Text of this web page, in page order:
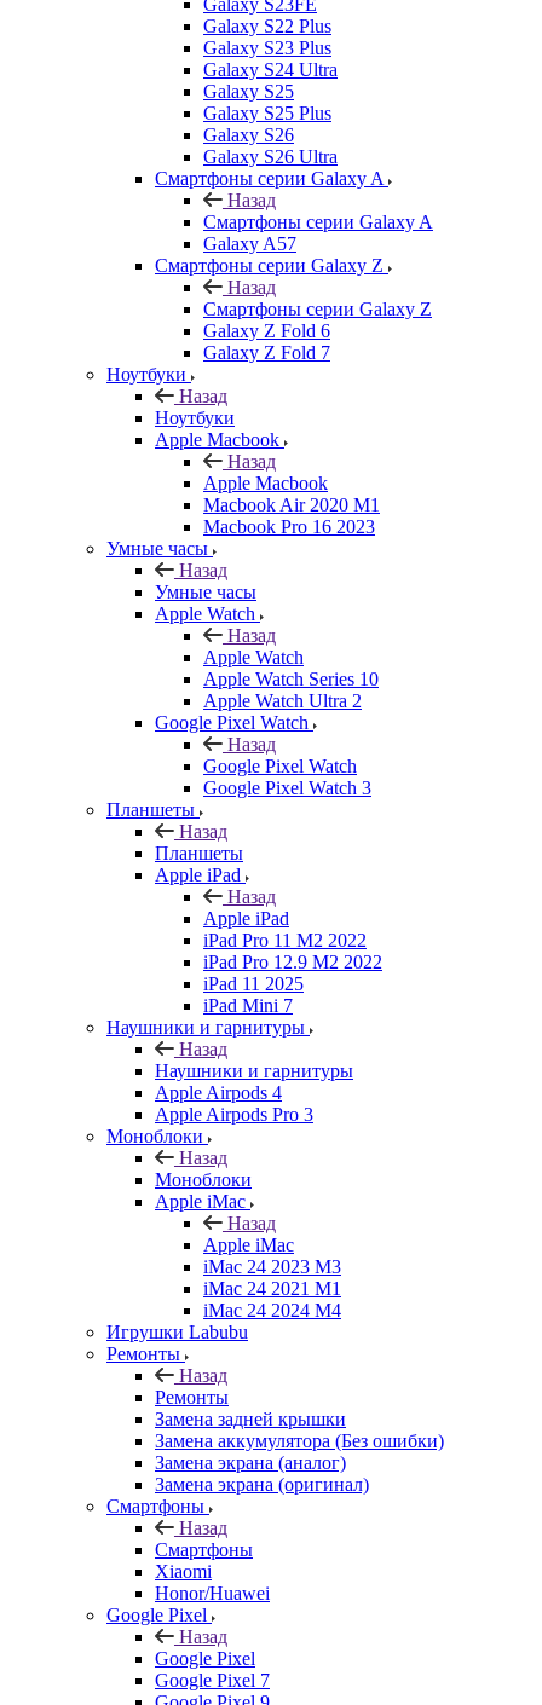
Galaxy S23FE
Galaxy S22 Plus
Galaxy S23 Plus
Galaxy S24 Ultra
Galaxy S25
Galaxy S25 Plus
Galaxy S26
Galaxy S26 Ultra
Смартфоны серии Galaxy A
Назад
Смартфоны серии Galaxy A
Galaxy A57
Смартфоны серии Galaxy Z
Назад
Смартфоны серии Galaxy Z
Galaxy Z Fold 6
Galaxy Z Fold 7
Ноутбуки
Назад
Ноутбуки
Apple Macbook
Назад
Apple Macbook
Macbook Air 2020 M1
Macbook Pro 16 2023
Умные часы
Назад
Умные часы
Apple Watch
Назад
Apple Watch
Apple Watch Series 10
Apple Watch Ultra 2
Google Pixel Watch
Назад
Google Pixel Watch
Google Pixel Watch 3
Планшеты
Назад
Планшеты
Apple iPad
Назад
Apple iPad
iPad Pro 11 M2 2022
iPad Pro 12.9 M2 2022
iPad 11 2025
iPad Mini 7
Наушники и гарнитуры
Назад
Наушники и гарнитуры
Apple Airpods 4
Apple Airpods Pro 3
Моноблоки
Назад
Моноблоки
Apple iMac
Назад
Apple iMac
iMac 24 2023 M3
iMac 24 2021 M1
iMac 24 2024 M4
Игрушки Labubu
Ремонты
Назад
Ремонты
Замена задней крышки
Замена аккумулятора (Без ошибки)
Замена экрана (аналог)
Замена экрана (оригинал)
Смартфоны
Назад
Смартфоны
Xiaomi
Honor/Huawei
Google Pixel
Назад
Google Pixel
Google Pixel 7